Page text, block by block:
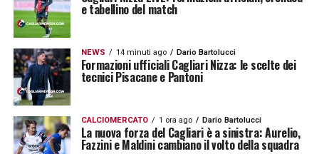
e tabellino del match
NEWS 14 minuti ago Dario Bartolucci
Formazioni ufficiali Cagliari Nizza: le scelte dei
tecnici Pisacane e Pantoni
CALCIOMERCATO 1 ora ago Dario Bartolucci
La nuova forza del Cagliari è a sinistra: Aurelio,
Fazzini e Maldini cambiano il volto della squadra